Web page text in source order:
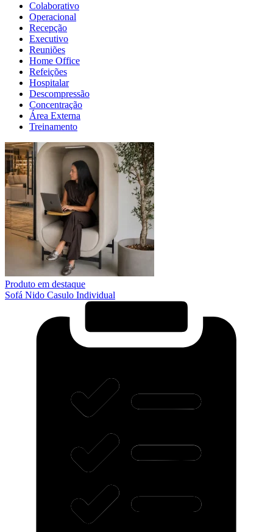
Colaborativo
Operacional
Recepção
Executivo
Reuniões
Home Office
Refeições
Hospitalar
Descompressão
Concentração
Área Externa
Treinamento
Produto em destaque
Sofá Nido Casulo Individual